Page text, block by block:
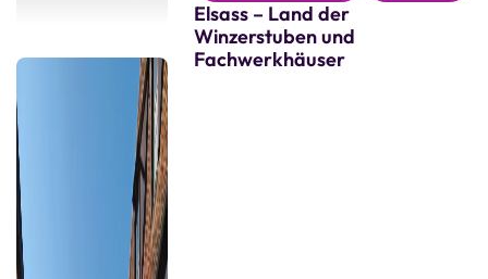
Elsass – Land der
Winzerstuben und
Fachwerkhäuser